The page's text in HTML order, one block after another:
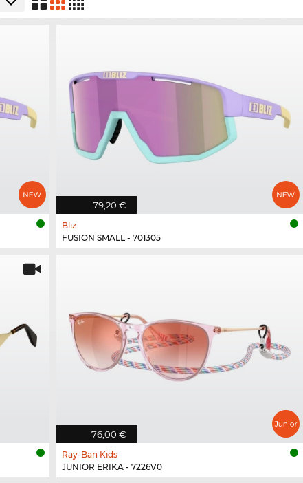
79,20 €
Bliz
FUSION SMALL - 701305
76,00 €
Ray-Ban Kids
JUNIOR ERIKA - 7226V0